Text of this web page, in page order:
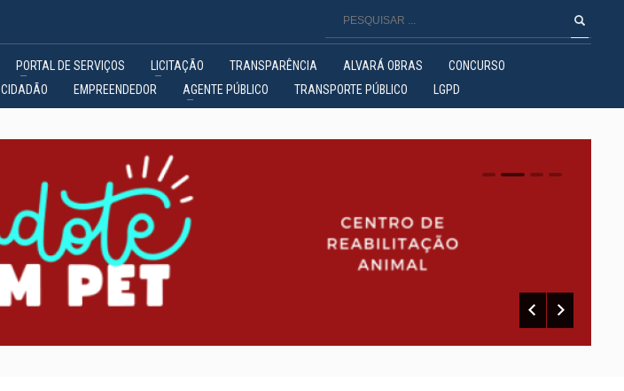
PORTAL DE SERVIÇOS LICITAÇÃO TRANSPARÊNCIA ALVARÁ OBRAS
CONCURSO
CIDADÃO EMPREENDEDOR AGENTE PÚBLICO TRANSPORTE PÚBLICO LGPD
0 1 2